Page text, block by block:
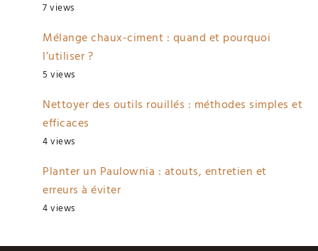
7 views
Mélange chaux-ciment : quand et pourquoi
l’utiliser ?
5 views
Nettoyer des outils rouillés : méthodes simples et
efficaces
4 views
Planter un Paulownia : atouts, entretien et
erreurs à éviter
4 views